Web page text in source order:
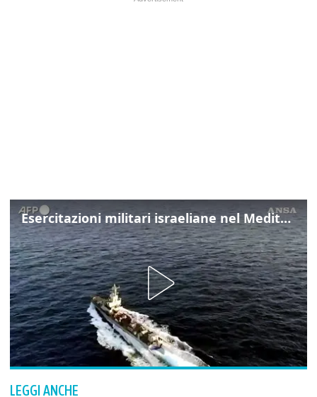
Esercitazioni militari israeliane nel Mediterraneo e nel Mar Rosso
LEGGI ANCHE